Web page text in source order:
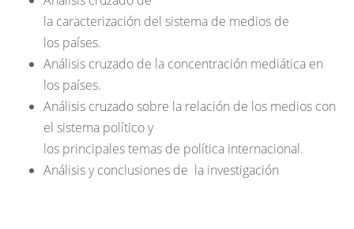
la caracterización del sistema de medios de
los países.
Análisis cruzado de la concentración mediática en
los países.
Análisis cruzado sobre la relación de los medios con
el sistema político y
los principales temas de política internacional.
Análisis y conclusiones de la investigación